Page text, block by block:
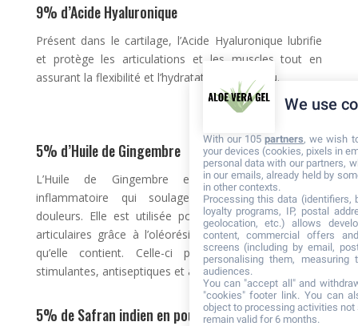
9% d’Acide Hyaluronique
Présent dans le cartilage, l’Acide Hyaluronique lubrifie
et protège les articulations et les muscles tout en
assurant la flexibilité et l’hydratation de la peau.
5% d’Huile de Gingembre
L’Huile de Gingembre est un puissant anti-
inflammatoire qui soulage considérablement les
douleurs. Elle est utilisée pour traiter les problèmes
articulaires grâce à l’oléorésine, une huile essentielle
qu’elle contient. Celle-ci possède des propriétés
stimulantes, antiseptiques et anti-inflammatoires.
5% de Safran indien en poudre
We use
With our 105partners, we wish
your devices (cookies, pixels in
personal data with our partners,
in our emails, already held by
in other contexts.
Processing this data (identifiers,
loyalty programs, IP, postal
geolocation, etc.) allows
content, commercial offers
screens (including by email,
personalising them, measuring
audiences.
You can "accept all" and
"cookies" footer link. You can
object to processing activities
remain valid for 6 months.